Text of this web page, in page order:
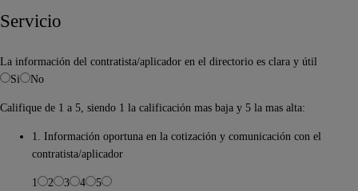
Servicio
La información del contratista/aplicador en el directorio es clara y útil
Si
No
Califique de 1 a 5, siendo 1 la calificación mas baja y 5 la mas alta:
1. Información oportuna en la cotización y comunicación con el
contratista/aplicador
1 2 3 4 5